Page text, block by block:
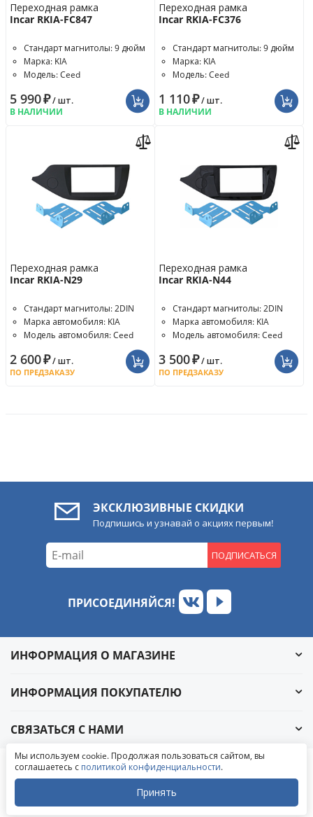
Переходная рамка
Incar RKIA-FC847
Стандарт магнитолы: 9 дюйм
Марка: KIA
Модель: Ceed
5 990₽/ шт.
В НАЛИЧИИ
Переходная рамка
Incar RKIA-FC376
Стандарт магнитолы: 9 дюйм
Марка: KIA
Модель: Ceed
1 110₽/ шт.
В НАЛИЧИИ
Переходная рамка
Incar RKIA-N29
Стандарт магнитолы: 2DIN
Марка автомобиля: KIA
Модель автомобиля: Ceed
2 600₽/ шт.
ПО ПРЕДЗАКАЗУ
Переходная рамка
Incar RKIA-N44
Стандарт магнитолы: 2DIN
Марка автомобиля: KIA
Модель автомобиля: Ceed
3 500₽/ шт.
ПО ПРЕДЗАКАЗУ
ЭКСКЛЮЗИВНЫЕ СКИДКИ
Подпишись и узнавай о акциях первым!
ПОДПИСАТЬСЯ
ПРИСОЕДИНЯЙСЯ!
ИНФОРМАЦИЯ О МАГАЗИНЕ
ИНФОРМАЦИЯ ПОКУПАТЕЛЮ
СВЯЗАТЬСЯ С НАМИ
© 2004-2026 «УралАвтоСаунд»
Написать в ВКонтакте
Написать в MAX
Мы используем cookie. Продолжая пользоваться сайтом, вы
соглашаетесь с политикой конфиденциальности.
Принять